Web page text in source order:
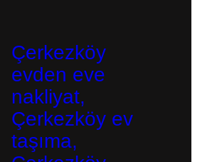
Çerkezköy
evden eve
nakliyat,
Çerkezköy ev
taşıma,